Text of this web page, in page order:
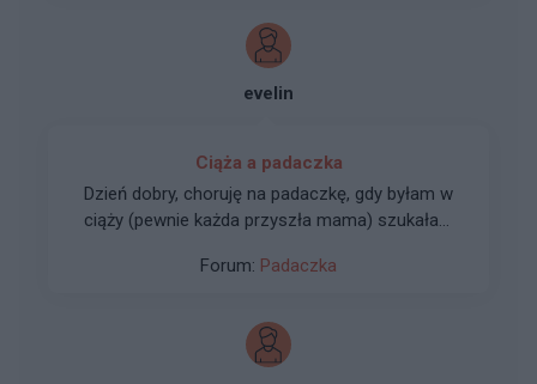
evelin
Ciąża a padaczka
Dzień dobry, choruję na padaczkę, gdy byłam w
ciąży (pewnie każda przyszła mama) szukałam
się zdrowe dzieci. Mało jest takich informacji w
która stworzy możliwość dodawania przez
Mamy swoich "historii, aby druga strona mogła
Forum: Padaczka